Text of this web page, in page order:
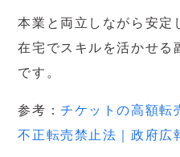
本業と両立しながら安定
在宅でスキルを活かせる
です。
参考：チケットの高額転
不正転売禁止法｜政府広